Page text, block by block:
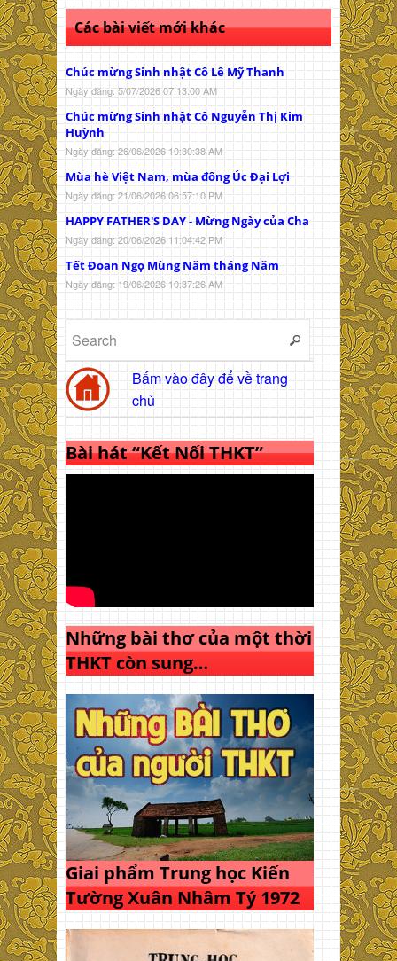
Các bài viết mới khác
Chúc mừng Sinh nhật Cô Lê Mỹ Thanh
Ngày đăng: 5/07/2026 07:13:00 AM
Chúc mừng Sinh nhật Cô Nguyễn Thị Kim
Huỳnh
Ngày đăng: 26/06/2026 10:30:38 AM
Mùa hè Việt Nam, mùa đông Úc Đại Lợi
Ngày đăng: 21/06/2026 06:57:10 PM
HAPPY FATHER'S DAY - Mừng Ngày của Cha
Ngày đăng: 20/06/2026 11:04:42 PM
Tết Đoan Ngọ Mùng Năm tháng Năm
Ngày đăng: 19/06/2026 10:37:26 AM
Bấm vào đây để về trang
chủ
Bài hát “Kết Nối THKT”
Những bài thơ của một thời
THKT còn sung…
Giai phẩm Trung học Kiến
Tường Xuân Nhâm Tý 1972